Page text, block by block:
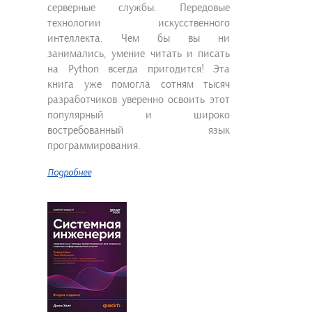
серверные службы. Передовые
технологии искусственного
интеллекта. Чем бы вы ни
занимались, умение читать и писать
на Python всегда пригодится! Эта
книга уже помогла сотням тысяч
разработчиков уверенно освоить этот
популярный и широко
востребованный язык
программирования.
Подробнее